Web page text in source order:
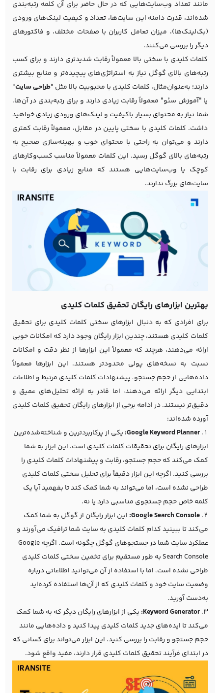
مانند تعداد وب‌سایت‌هایی که در حال حاضر برای آن کلمه رتبه‌بندی
شده‌اند، قدرت دامنه این سایت‌ها، تعداد و کیفیت لینک‌های ورودی
(بک‌لینک‌ها)، میزان تعامل کاربران با صفحات مختلف، و فاکتورهای
دیگر را بررسی می‌کنند.
کلمات کلیدی با سختی بالا معمولاً رقابت شدیدتری دارند و برای کسب
رتبه‌های بالای گوگل نیاز به استراتژی‌های پیچیده‌تر و منابع بیشتری
دارند؛ به‌عنوان‌مثال، کلمات کلیدی با محبوبیت بالا مثل "طراحی سایت"
یا "آموزش سئو" معمولاً رقابت زیادی دارند و برای رتبه‌بندی در آن‌ها،
شما نیاز به محتوای بسیار باکیفیت و لینک‌های ورودی زیادی خواهید
داشت. کلمات کلیدی با سختی پایین در مقابل، معمولاً رقابت کمتری
دارند و می‌توان به راحتی با محتوای خوب و بهینه‌سازی صحیح به
رتبه‌های بالای گوگل رسید. این کلمات معمولاً مناسب کسب‌وکارهای
کوچک یا وب‌سایت‌هایی هستند که منابع زیادی برای رقابت با
سایت‌های بزرگ ندارند.
بهترین ابزارهای رایگان تحقیق کلمات کلیدی
برای افرادی که به دنبال ابزارهای سختی کلمات کلیدی برای تحقیق
کلمات کلیدی هستند، چندین ابزار رایگان وجود دارد که امکانات خوبی
ارائه می‌دهند، هرچند که معمولاً این ابزارها از نظر دقت و امکانات
نسبت به نسخه‌های پولی محدودتر هستند. این ابزارها معمولاً
داده‌هایی از حجم جستجو، پیشنهادات کلمات کلیدی مرتبط و اطلاعات
ابتدایی دیگر ارائه می‌دهند، اما قادر به ارائه تحلیل‌های عمیق و
دقیق‌تر نیستند. در ادامه برخی از ابزارهای رایگان تحقیق کلمات کلیدی
آورده شده‌اند:
Google Keyword Planner: یکی از پرکاربردترین و شناخته‌شده‌ترین
ابزارهای رایگان برای تحقیقات کلمات کلیدی است. این ابزار به شما
کمک می‌کند که حجم جستجو، رقابت و پیشنهادات کلمات کلیدی را
بررسی کنید. اگرچه این ابزار دقیقاً برای تحلیل سختی کلمات کلیدی
طراحی نشده است، اما می‌تواند به شما کمک کند تا بفهمید آیا یک
کلمه خاص حجم جستجوی مناسبی دارد یا نه.
Google Search Console: این ابزار رایگان از گوگل به شما کمک
می‌کند تا ببینید کدام کلمات کلیدی به سایت شما ترافیک می‌آورند و
عملکرد سایت شما در جستجوهای گوگل چگونه است. اگرچه Google
Search Console به طور مستقیم برای تخمین سختی کلمات کلیدی
طراحی نشده است، اما با استفاده از آن می‌توانید اطلاعاتی درباره
وضعیت سایت خود و کلمات کلیدی که از آن‌ها استفاده کرده‌اید
به‌دست آورید.
Keyword Generator: یکی از ابزارهای رایگان دیگر که به شما کمک
می‌کند تا ایده‌های جدید کلمات کلیدی پیدا کنید و داده‌هایی مانند
حجم جستجو و رقابت را بررسی کنید. این ابزار می‌تواند برای کسانی که
در ابتدای فرآیند تحقیق کلمات کلیدی قرار دارند، مفید واقع شود.